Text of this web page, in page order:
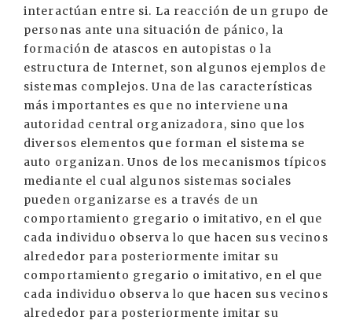
interactúan entre si. La reacción de un grupo de
personas ante una situación de pánico, la
formación de atascos en autopistas o la
estructura de Internet, son algunos ejemplos de
sistemas complejos. Una de las características
más importantes es que no interviene una
autoridad central organizadora, sino que los
diversos elementos que forman el sistema se
auto organizan. Unos de los mecanismos típicos
mediante el cual algunos sistemas sociales
pueden organizarse es a través de un
comportamiento gregario o imitativo, en el que
cada individuo observa lo que hacen sus vecinos
alrededor para posteriormente imitar su
comportamiento gregario o imitativo, en el que
cada individuo observa lo que hacen sus vecinos
alrededor para posteriormente imitar su